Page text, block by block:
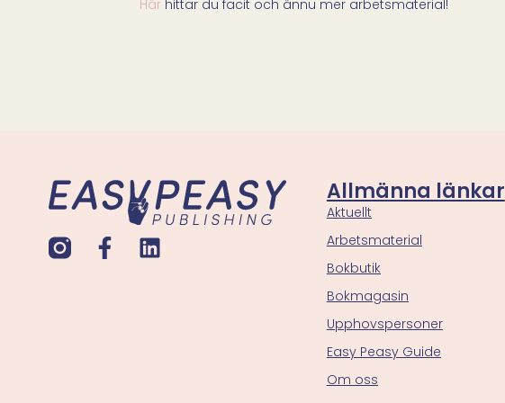
Här hittar du facit och ännu mer arbetsmaterial!
Allmänna länkar
Aktuellt
Arbetsmaterial
Bokbutik
Bokmagasin
Upphovspersoner
Easy Peasy Guide
Om oss